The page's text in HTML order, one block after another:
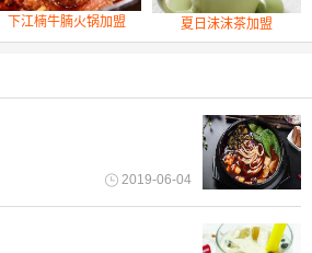
下江楠牛腩火锅加盟 夏日沫沫茶加盟
2019-06-04